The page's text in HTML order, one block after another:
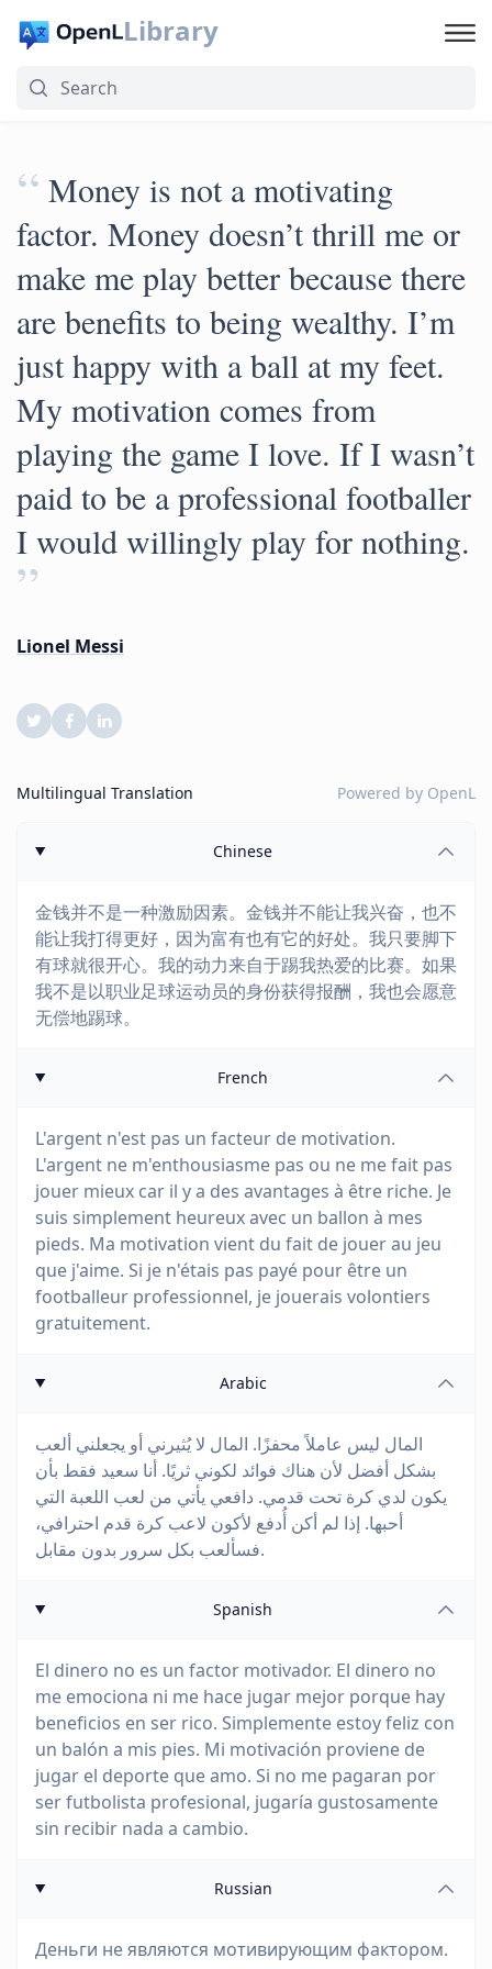
Library
“ Money is not a motivating
factor. Money doesn’t thrill me or
make me play better because there
are benefits to being wealthy. I’m
just happy with a ball at my feet.
My motivation comes from
playing the game I love. If I wasn’t
paid to be a professional footballer
I would willingly play for nothing.
”
Lionel Messi
Multilingual Translation Powered by OpenL
Chinese
金钱并不是一种激励因素。金钱并不能让我兴奋，也不
能让我打得更好，因为富有也有它的好处。我只要脚下
有球就很开心。我的动力来自于踢我热爱的比赛。如果
我不是以职业足球运动员的身份获得报酬，我也会愿意
无偿地踢球。
French
L'argent n'est pas un facteur de motivation.
L'argent ne m'enthousiasme pas ou ne me fait pas
jouer mieux car il y a des avantages à être riche. Je
suis simplement heureux avec un ballon à mes
pieds. Ma motivation vient du fait de jouer au jeu
que j'aime. Si je n'étais pas payé pour être un
footballeur professionnel, je jouerais volontiers
gratuitement.
Arabic
المال ليس عاملاً محفزًا. المال لا يُثيرني أو يجعلني ألعب
بشكل أفضل لأن هناك فوائد لكوني ثريًا. أنا سعيد فقط بأن
يكون لدي كرة تحت قدمي. دافعي يأتي من لعب اللعبة التي
أحبها. إذا لم أكن أُدفع لأكون لاعب كرة قدم احترافي،
فسألعب بكل سرور بدون مقابل.
Spanish
El dinero no es un factor motivador. El dinero no
me emociona ni me hace jugar mejor porque hay
beneficios en ser rico. Simplemente estoy feliz con
un balón a mis pies. Mi motivación proviene de
jugar el deporte que amo. Si no me pagaran por
ser futbolista profesional, jugaría gustosamente
sin recibir nada a cambio.
Russian
Деньги не являются мотивирующим фактором.